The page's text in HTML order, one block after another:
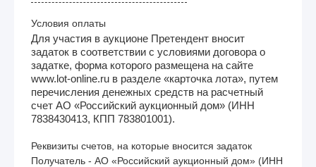
Условия оплаты
Для участия в аукционе Претендент вносит
задаток в соответствии с условиями договора о
задатке, форма которого размещена на сайте
www.lot-online.ru в разделе «карточка лота», путем
перечисления денежных средств на расчетный
счет АО «Российский аукционный дом» (ИНН
7838430413, КПП 783801001).
Реквизиты счетов, на которые вносится задаток
Получатель - АО «Российский аукционный дом» (ИНН